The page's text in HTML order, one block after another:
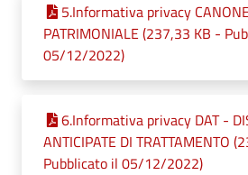
5.Informativa privacy
PATRIMONIALE (237,33 KB -
05/12/2022)
6.Informativa privacy DAT -
ANTICIPATE DI TRATTAMENTO
Pubblicato il 05/12/2022)